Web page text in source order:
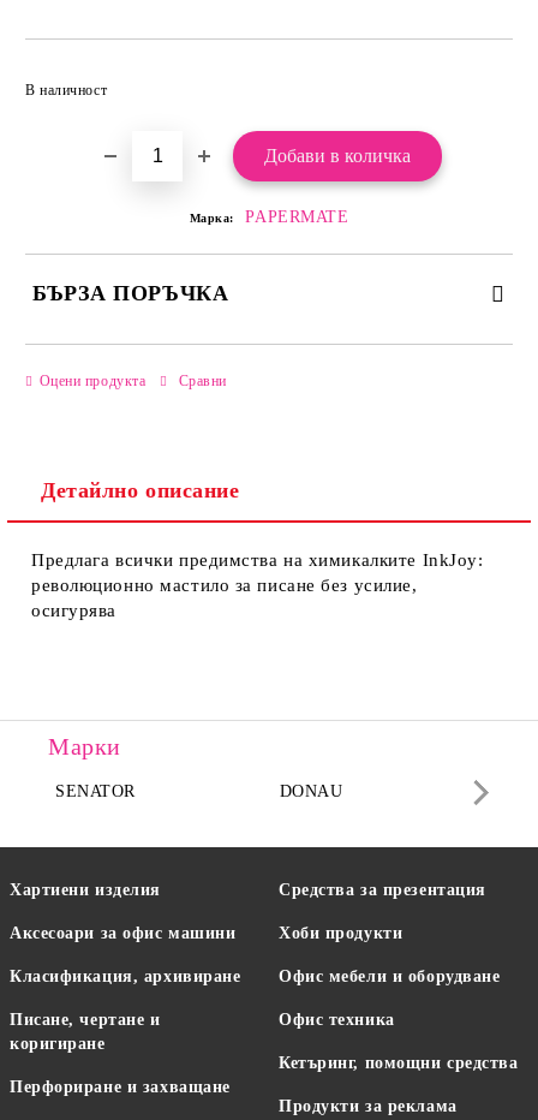
В наличност
Марка: PAPERMATE
БЪРЗА ПОРЪЧКА
Ние ще се свържем с вас в рамките на работния ден.
Оцени продукта Сравни
Детайлно описание
Предлага всички предимства на химикалките InkJoy:
революционно мастило за писане без усилие,
осигурява
Марки
SENATOR DONAU
Хартиени изделия
Аксесоари за офис машини
Класификация, архивиране
Писане, чертане и
коригиране
Перфориране и захващане
Средства за презентация
Хоби продукти
Офис мебели и оборудване
Офис техника
Кетъринг, помощни средства
Продукти за реклама